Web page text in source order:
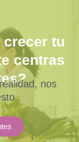
crecer tu
centras
nos